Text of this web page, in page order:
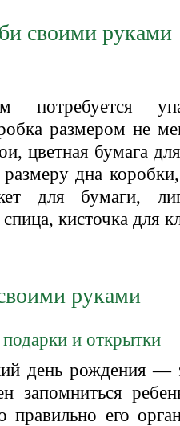
своими руками
потребуется
размером не
цветная бумага
дна
для бумаги,
кисточка для
руками
подарки и открытки
день рождения —
запомниться
правильно его